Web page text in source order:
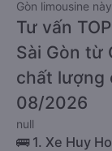
Gòn limousine
Tư vấn
Sài Gòn từ
chất lượng
08/2026
null
🚌 1. Xe Huy